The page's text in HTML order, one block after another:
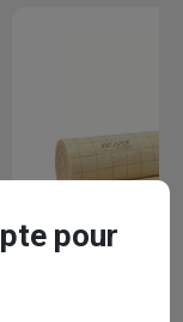
pour